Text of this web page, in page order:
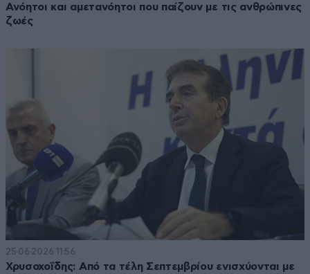
Ανόητοι και αμετανόητοι που παίζουν με τις ανθρώπινες
ζωές
25·06·2026 11:56
Χρυσοχοΐδης: Από τα τέλη Σεπτεμβρίου ενισχύονται με